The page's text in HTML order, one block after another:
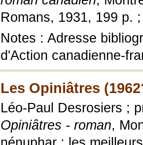
Romans, 1931, 199 p.
Notes : Adresse
d'Action canadienne-
Les Opiniâtres
Léo-Paul Desrosiers ;
Opiniâtres - roman,